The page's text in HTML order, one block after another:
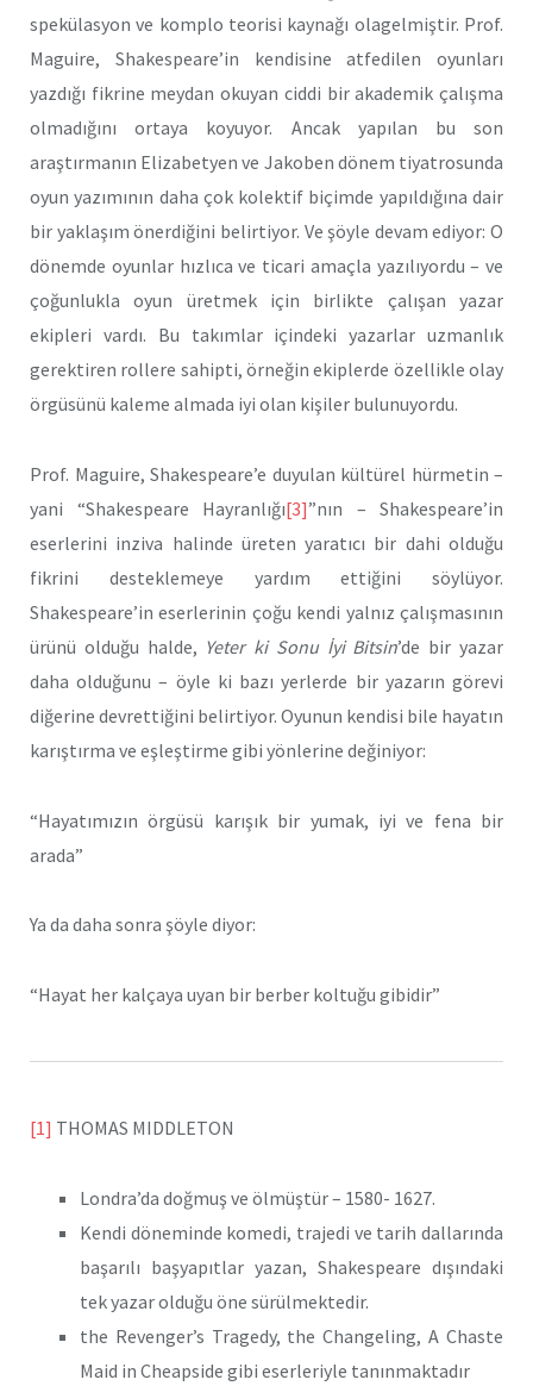
spekülasyon ve komplo teorisi kaynağı olagelmiştir. Prof.
Maguire, Shakespeare’in kendisine atfedilen oyunları
yazdığı fikrine meydan okuyan ciddi bir akademik çalışma
olmadığını ortaya koyuyor. Ancak yapılan bu son
araştırmanın Elizabetyen ve Jakoben dönem tiyatrosunda
oyun yazımının daha çok kolektif biçimde yapıldığına dair
bir yaklaşım önerdiğini belirtiyor. Ve şöyle devam ediyor: O
dönemde oyunlar hızlıca ve ticari amaçla yazılıyordu – ve
çoğunlukla oyun üretmek için birlikte çalışan yazar
ekipleri vardı. Bu takımlar içindeki yazarlar uzmanlık
gerektiren rollere sahipti, örneğin ekiplerde özellikle olay
örgüsünü kaleme almada iyi olan kişiler bulunuyordu.
Prof. Maguire, Shakespeare’e duyulan kültürel hürmetin –
yani “Shakespeare Hayranlığı[3]”nın – Shakespeare’in
eserlerini inziva halinde üreten yaratıcı bir dahi olduğu
fikrini desteklemeye yardım ettiğini söylüyor.
Shakespeare’in eserlerinin çoğu kendi yalnız çalışmasının
ürünü olduğu halde, Yeter ki Sonu İyi Bitsin’de bir yazar
daha olduğunu – öyle ki bazı yerlerde bir yazarın görevi
diğerine devrettiğini belirtiyor. Oyunun kendisi bile hayatın
karıştırma ve eşleştirme gibi yönlerine değiniyor:
“Hayatımızın örgüsü karışık bir yumak, iyi ve fena bir
arada”
Ya da daha sonra şöyle diyor:
“Hayat her kalçaya uyan bir berber koltuğu gibidir”
[1] THOMAS MIDDLETON
Londra’da doğmuş ve ölmüştür – 1580- 1627.
Kendi döneminde komedi, trajedi ve tarih dallarında
başarılı başyapıtlar yazan, Shakespeare dışındaki
tek yazar olduğu öne sürülmektedir.
the Revenger’s Tragedy, the Changeling, A Chaste
Maid in Cheapside gibi eserleriyle tanınmaktadır